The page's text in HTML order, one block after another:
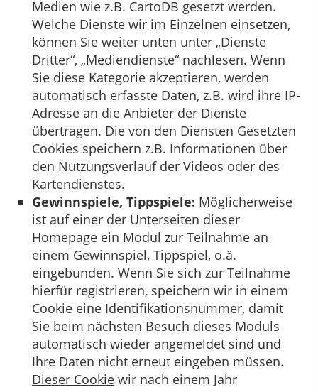
Medien wie z.B. CartoDB gesetzt werden.
Welche Dienste wir im Einzelnen einsetzen,
können Sie weiter unten unter „Dienste
Dritter“, „Mediendienste“ nachlesen. Wenn
Sie diese Kategorie akzeptieren, werden
automatisch erfasste Daten, z.B. wird ihre IP-
Adresse an die Anbieter der Dienste
übertragen. Die von den Diensten Gesetzten
Cookies speichern z.B. Informationen über
den Nutzungsverlauf der Videos oder des
Kartendienstes.
Gewinnspiele, Tippspiele: Möglicherweise
ist auf einer der Unterseiten dieser
Homepage ein Modul zur Teilnahme an
einem Gewinnspiel, Tippspiel, o.ä.
eingebunden. Wenn Sie sich zur Teilnahme
hierfür registrieren, speichern wir in einem
Cookie eine Identifikationsnummer, damit
Sie beim nächsten Besuch dieses Moduls
automatisch wieder angemeldet sind und
Ihre Daten nicht erneut eingeben müssen.
Dieser Cookie wir nach einem Jahr